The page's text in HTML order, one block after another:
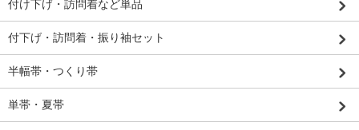
付け下げ・訪問着など単品
付下げ・訪問着・振り袖セット
半幅帯・つくり帯
単帯・夏帯